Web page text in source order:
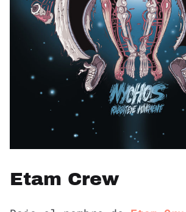
Etam Crew